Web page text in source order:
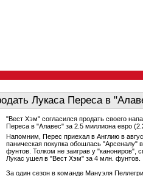
Лукаса Переса в
"Вест Хэм" согласился продать своего
Переса в "Алавес" за 2.5 миллиона евро
Напомним, Перес приехал в Англию в
паническая покупка обошлась "Арсеналу"
фунтов. Толком не заиграв у "канониров",
Лукас ушел в "Вест Хэм" за 4 млн. фунтов.
За один сезон в команде Мануэля